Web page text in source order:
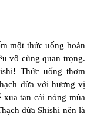
một thức uống hoàn
vô cùng quan trọng.
Thức uống thơm
dừa với hương vị
tan cái nóng mùa
dừa Shishi nên là